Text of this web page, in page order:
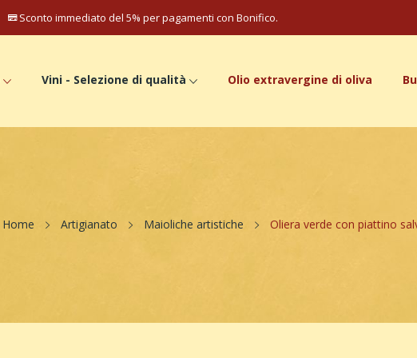
Sconto immediato del 5% per pagamenti con Bonifico.
Vini - Selezione di qualità Olio extravergine di oliva
Home Artigianato Maioliche artistiche Oliera verde con piattino